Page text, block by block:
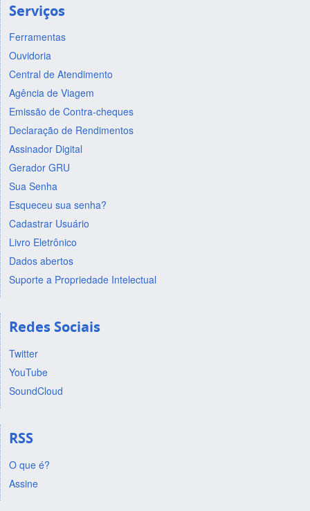
Serviços
Ferramentas
Ouvidoria
Central de Atendimento
Agência de Viagem
Emissão de Contra-cheques
Declaração de Rendimentos
Assinador Digital
Gerador GRU
Sua Senha
Esqueceu sua senha?
Cadastrar Usuário
Livro Eletrônico
Dados abertos
Suporte a Propriedade Intelectual
Redes Sociais
Twitter
YouTube
SoundCloud
RSS
O que é?
Assine